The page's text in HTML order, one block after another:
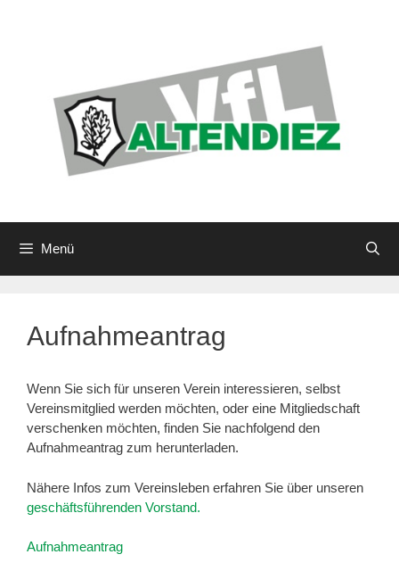
Menü
Aufnahmeantrag
Wenn Sie sich für unseren Verein interessieren, selbst
Vereinsmitglied werden möchten, oder eine Mitgliedschaft
verschenken möchten, finden Sie nachfolgend den
Aufnahmeantrag zum herunterladen.
Nähere Infos zum Vereinsleben erfahren Sie über unseren
geschäftsführenden Vorstand.
Aufnahmeantrag